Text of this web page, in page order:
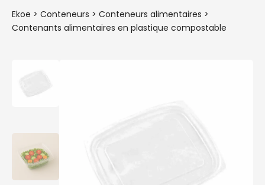
Ekoe > Conteneurs > Conteneurs alimentaires >
Contenants alimentaires en plastique compostable